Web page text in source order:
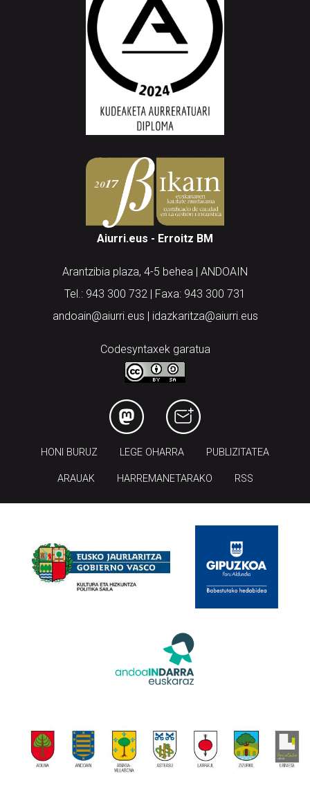
Aiurri.eus - Erroitz BM
Arantzibia plaza, 4-5 behea | ANDOAIN
Tel.: 943 300 732 | Faxa: 943 300 731
andoain@aiurri.eus | idazkaritza@aiurri.eus
Codesyntaxek garatua
HONI BURUZ LEGE OHARRA PUBLIZITATEA
ARAUAK HARREMANETARAKO RSS